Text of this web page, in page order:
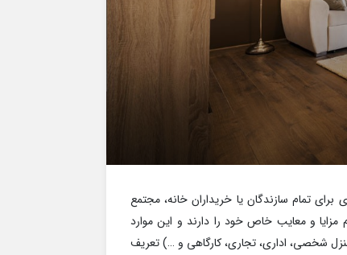
تمام سازندگان یا خریداران خانه، مجتمع
و معایب خاص خود را دارند و این موارد
شخصی، اداری، تجاری، کارگاهی و …) تعریف